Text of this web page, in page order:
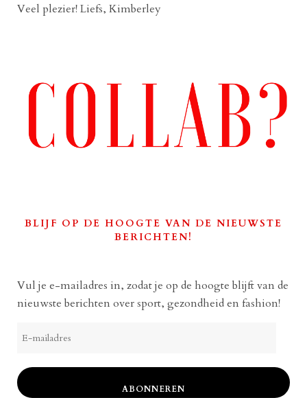
Veel plezier! Liefs, Kimberley
BLIJF OP DE HOOGTE VAN DE NIEUWSTE
BERICHTEN!
Vul je e-mailadres in, zodat je op de hoogte blijft van de
nieuwste berichten over sport, gezondheid en fashion!
mailadres
ABONNEREN